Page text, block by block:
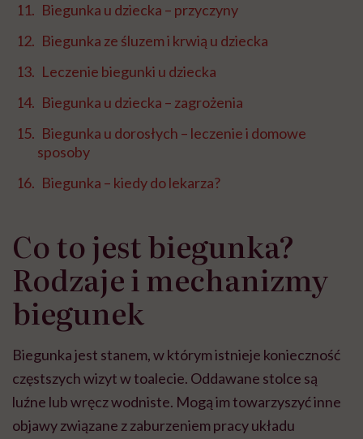
Biegunka u dziecka – przyczyny
Biegunka ze śluzem i krwią u dziecka
Leczenie biegunki u dziecka
Biegunka u dziecka – zagrożenia
Biegunka u dorosłych – leczenie i domowe
sposoby
Biegunka – kiedy do lekarza?
Co to jest biegunka?
Rodzaje i mechanizmy
biegunek
Biegunka jest stanem, w którym istnieje konieczność
częstszych wizyt w toalecie. Oddawane stolce są
luźne lub wręcz wodniste. Mogą im towarzyszyć inne
objawy związane z zaburzeniem pracy układu